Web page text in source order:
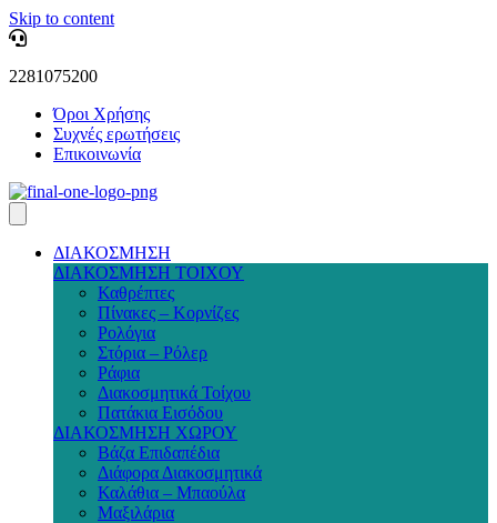
Skip to content
2281075200
Όροι Χρήσης
Συχνές ερωτήσεις
Επικοινωνία
ΔΙΑΚΟΣΜΗΣΗ
ΔΙΑΚΟΣΜΗΣΗ ΤΟΙΧΟΥ
Καθρέπτες
Πίνακες – Κορνίζες
Ρολόγια
Στόρια – Ρόλερ
Ράφια
Διακοσμητικά Τοίχου
Πατάκια Εισόδου
ΔΙΑΚΟΣΜΗΣΗ ΧΩΡΟΥ
Βάζα Επιδαπέδια
Διάφορα Διακοσμητικά
Καλάθια – Μπαούλα
Μαξιλάρια